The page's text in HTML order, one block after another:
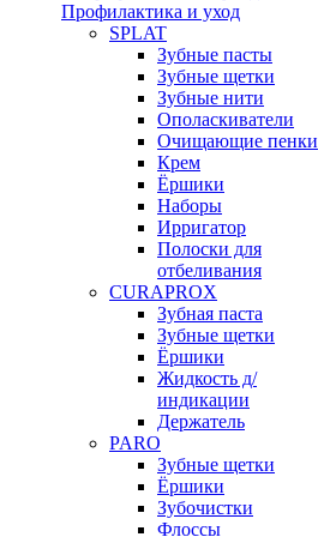
Профилактика и уход
SPLAT
Зубные пасты
Зубные щетки
Зубные нити
Ополаскиватели
Очищающие пенки
Крем
Ёршики
Наборы
Ирригатор
Полоски для
отбеливания
CURAPROX
Зубная паста
Зубные щетки
Ёршики
Жидкость д/
индикации
Держатель
PARO
Зубные щетки
Ёршики
Зубочистки
Флоссы